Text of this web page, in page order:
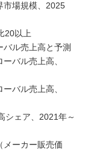
場規模、2025
20以上
バル売上高と予測
バル売上高、
バル売上高、
ェア、2021年～
メーカー販売価